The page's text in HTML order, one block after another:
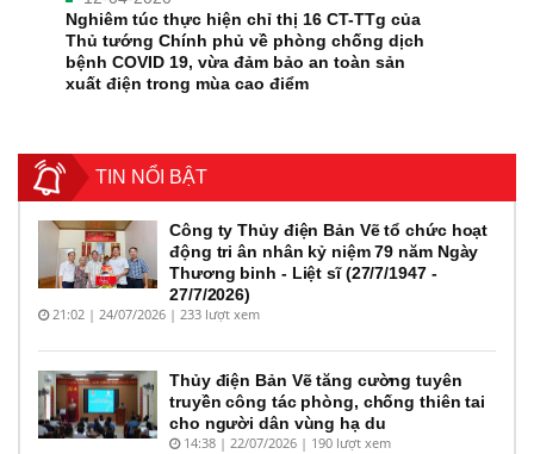
Nghiêm túc thực hiện chỉ thị 16 CT-TTg của
Thủ tướng Chính phủ về phòng chống dịch
bệnh COVID 19, vừa đảm bảo an toàn sản
xuất điện trong mùa cao điểm
TIN NỔI BẬT
Công ty Thủy điện Bản Vẽ tổ chức hoạt
động tri ân nhân kỷ niệm 79 năm Ngày
Thương binh - Liệt sĩ (27/7/1947 -
27/7/2026)
21:02 | 24/07/2026 | 233 lượt xem
Thủy điện Bản Vẽ tăng cường tuyên
truyền công tác phòng, chống thiên tai
cho người dân vùng hạ du
14:38 | 22/07/2026 | 190 lượt xem